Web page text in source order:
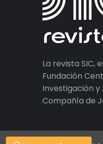
La revista SIC,
Fundación
Investigación y
Compañía de